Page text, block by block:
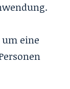
eine